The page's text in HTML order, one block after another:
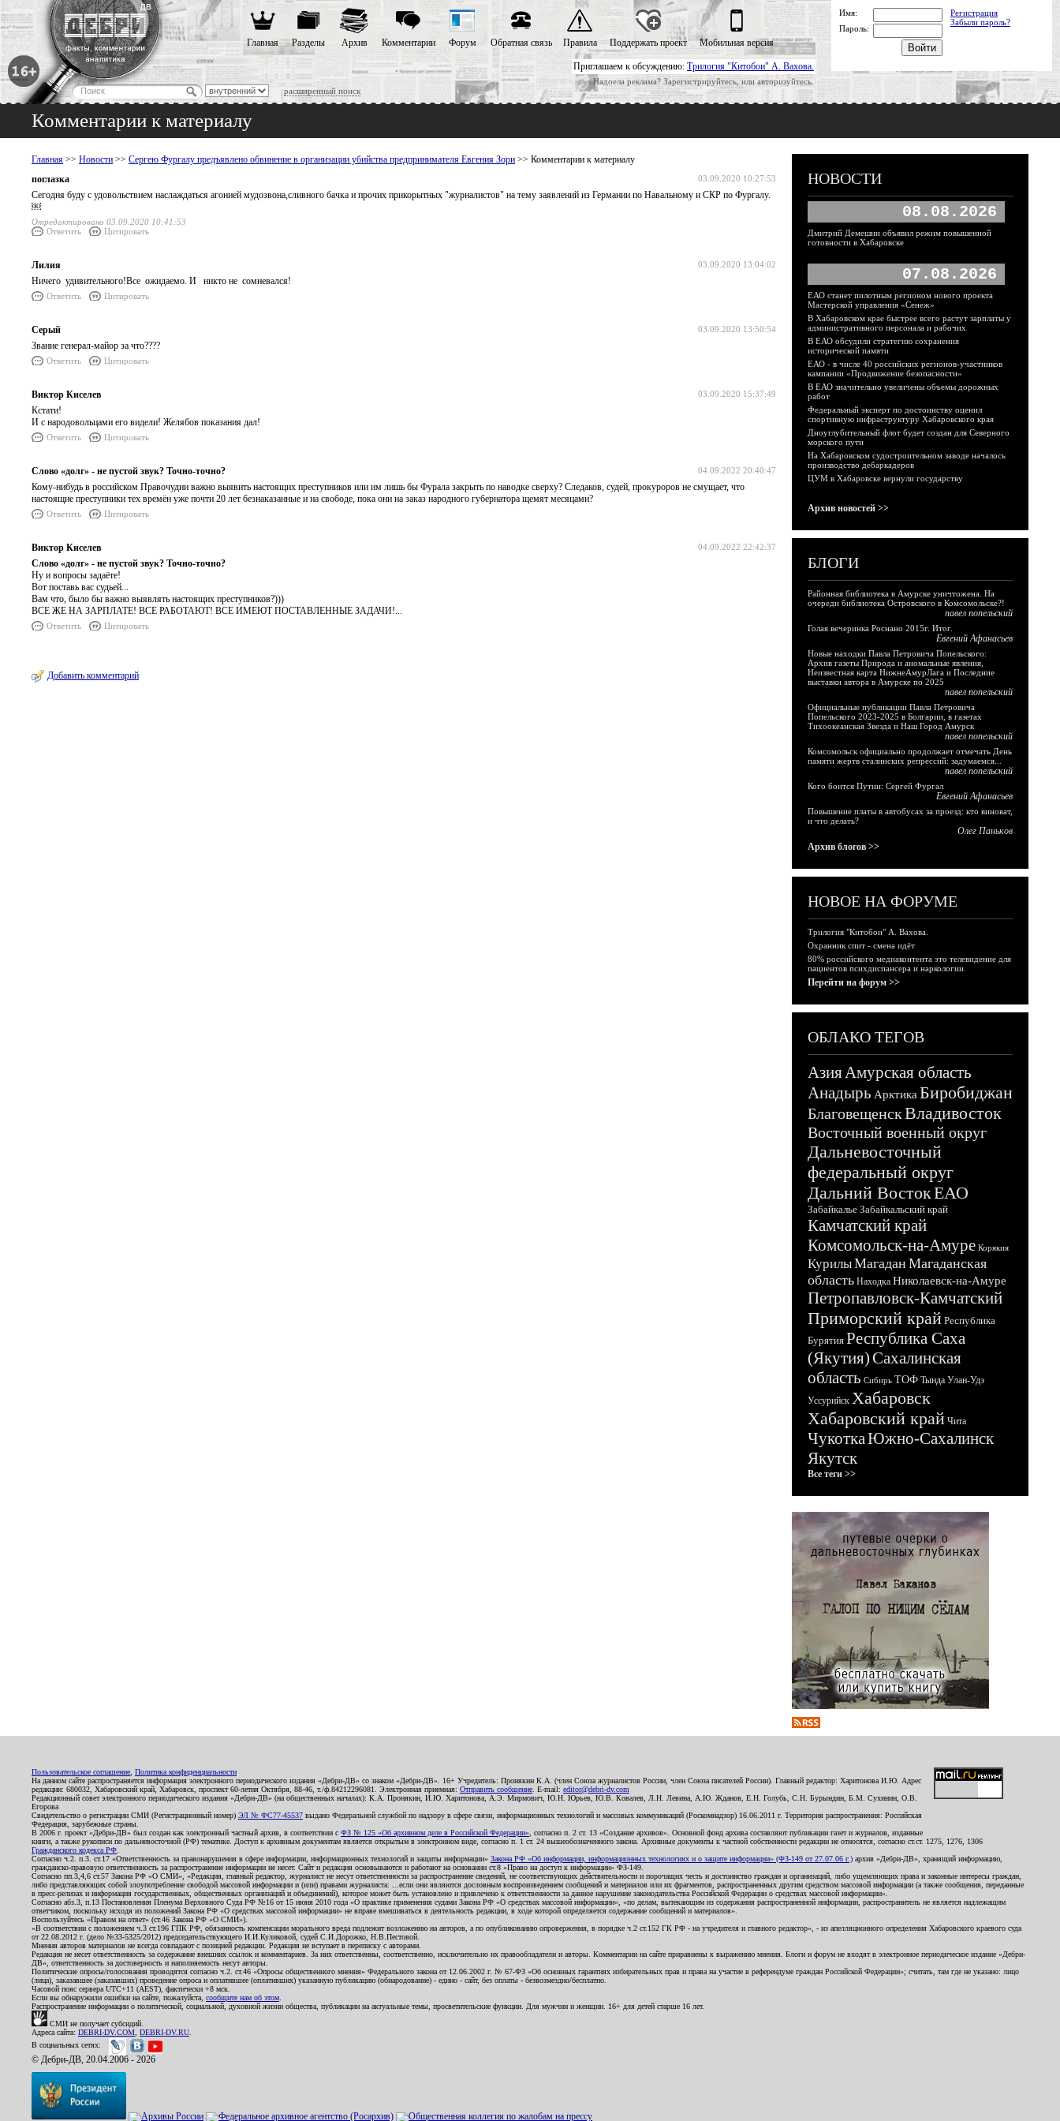
Приглашаем к обсуждению: Трилогия "Китобои" А. Вахова.
Надоела реклама? Зарегистрируйтесь, или авторизуйтесь.
расширенный поиск
Главная Разделы Архив Комментарии Форум Обратная связь Правила Поддержать проект Мобильная версия
Имя:
Регистрация
Забыли пароль?
Пароль:
Комментарии к материалу
Главная >> Новости >> Сергею Фургалу предъявлено обвинение в организации убийства предпринимателя Евгения Зори >> Комментарии к материалу
03.09.2020 10:27:53
поглазка
Сегодня буду с удовольствием наслаждаться агонией мудозвона,сливного бачка и прочих прикорытных "журналистов" на тему заявлений из Германии по Навальному и СКР по Фургалу.
￼
Отредактировано 03.09.2020 10:41:53
Ответить
Цитировать
03.09.2020 13:04:02
Лилия
Ничего удивительного!Все ожидаемо. И никто не сомневался!
Ответить Цитировать
03.09.2020 13:50:54
Серый
Звание генерал-майор за что????
Ответить Цитировать
03.09.2020 15:37:49
Виктор Киселев
Кстати!
И с народовольцами его видели! Желябов показания дал!
Ответить Цитировать
04.09.2022 20:40:47
Слово «долг» - не пустой звук? Точно-точно?
Кому-нибудь в российском Правочудии важно выявить настоящих преступников или им лишь бы Фурала закрыть по наводке сверху? Следаков, судей, прокуроров не смущает, что
настоящие преступники тех времён уже почти 20 лет безнаказанные и на свободе, пока они на заказ народного губернатора щемят месяцами?
Ответить Цитировать
04.09.2022 22:42:37
Виктор Киселев
Слово «долг» - не пустой звук? Точно-точно?
Ну и вопросы задаёте!
Вот поставь вас судьей...
Вам что, было бы важно выявлять настоящих преступников?)))
ВСЕ ЖЕ НА ЗАРПЛАТЕ! ВСЕ РАБОТАЮТ! ВСЕ ИМЕЮТ ПОСТАВЛЕННЫЕ ЗАДАЧИ!...
Ответить Цитировать
Добавить комментарий
НОВОСТИ
08.08.2026
Дмитрий Демешин объявил режим повышенной
готовности в Хабаровске
07.08.2026
ЕАО станет пилотным регионом нового проекта
Мастерской управления «Сенеж»
В Хабаровском крае быстрее всего растут зарплаты у
административного персонала и рабочих
В ЕАО обсудили стратегию сохранения
исторической памяти
ЕАО - в числе 40 российских регионов-участников
кампании «Продвижение безопасности»
В ЕАО значительно увеличены объемы дорожных
работ
Федеральный эксперт по достоинству оценил
спортивную инфраструктуру Хабаровского края
Дноуглубительный флот будет создан для Северного
морского пути
На Хабаровском судостроительном заводе началось
производство дебаркадеров
ЦУМ в Хабаровске вернули государству
Архив новостей >>
БЛОГИ
Районная библиотека в Амурске уничтожена. На
очереди библиотека Островского в Комсомольске?!
павел попельский
Голая вечеринка Роснано 2015г. Итог.
Евгений Афанасьев
Новые находки Павла Петровича Попельского:
Архив газеты Природа и аномальные явления,
Неизвестная карта НижнеАмурЛага и Последние
выставки автора в Амурске по 2025
павел попельский
Официальные публикации Павла Петровича
Попельского 2023-2025 в Болгарии, в газетах
Тихоокеанская Звезда и Наш Город Амурск
павел попельский
Комсомольск официально продолжает отмечать День
памяти жертв сталинских репрессий: задумаемся...
павел попельский
Кого боится Путин: Сергей Фургал
Евгений Афанасьев
Повышение платы в автобусах за проезд: кто виноват,
и что делать?
Олег Паньков
Архив блогов >>
НОВОЕ НА ФОРУМЕ
Трилогия "Китобои" А. Вахова.
Охранник спит - смена идёт
80% российского медиаконтента это телевидение для
пациентов психдиспансера и наркологии.
Перейти на форум >>
ОБЛАКО ТЕГОВ
АзияАмурская область
Анадырь Арктика Биробиджан
БлаговещенскВладивосток
Восточный военный округ
Дальневосточный
федеральный округ
Дальний ВостокЕАО
Забайкалье Забайкальский край
Камчатский край
Комсомольск-на-Амуре Корякия
КурилыМагадан Магаданская
область Находка Николаевск-на-Амуре
Петропавловск-Камчатский
Приморский край Республика
Бурятия Республика Саха
(Якутия)Сахалинская
область Сибирь ТОФ Тында Улан-Удэ
Уссурийск Хабаровск
Хабаровский край Чита
ЧукоткаЮжно-Сахалинск
Якутск
Все теги >>
Пользовательское соглашение Политика конфиденциальности
На данном сайте распространяется информация электронного периодического издания «Дебри-ДВ» со знаком «Дебри-ДВ». 16+ Учредитель: Пронякин К.А. (член Союза журналистов России, член Союза писателей России). Главный редактор: Харитонова И.Ю. Адрес
редакции: 680032, Хабаровский край, Хабаровск, проспект 60-летия Октября, 88-46, т./ф.84212296081. Электронная приемная: Отправить сообщение . E-mail: editor@debri-dv.com
Редакционный совет электронного периодического издания «Дебри-ДВ» (на общественных началах): К.А. Пронякин, И.Ю. Харитонова, А.Э. Мирмович, Ю.Н. Юрьев, Ю.В. Ковалев, Л.Н. Левина, А.Ю. Жданов, Е.Н. Голубь, С.Н. Бурындин, Б.М. Сухинин, О.В.
Егорова
Свидетельство о регистрации СМИ (Регистрационный номер) ЭЛ № ФС77-45537 выдано Федеральной службой по надзору в сфере связи, информационных технологий и массовых коммуникаций (Роскомнадзор) 16.06.2011 г. Территория распространения: Российская
Федерация, зарубежные страны.
В 2006 г. проект «Дебри-ДВ» был создан как электронный частный архив, в соответствии с ФЗ № 125 «Об архивном деле в Российской Федерации» , согласно п. 2 ст. 13 «Создание архивов». Основной фонд архива составляют публикации газет и журналов, изданные
книги, а также рукописи по дальневосточной (РФ) тематике. Доступ к архивным документам является открытым в электронном виде, согласно п. 1 ст. 24 вышеобозначенного закона. Архивные документы к частной собственности редакции не относятся, согласно ст.ст. 1275, 1276, 1306
Гражданского кодекса РФ
Согласно ч.2. п.3. ст.17 «Ответственность за правонарушения в сфере информации, информационных технологий и защиты информации» Закона РФ «Об информации, информационных технологиях и о защите информации» (ФЗ-149 от 27.07.06 г.) архив «Дебри-ДВ», хранящий информацию,
гражданско-правовую ответственность за распространение информации не несет. Сайт и редакция основываются и работают на основании ст.8 «Право на доступ к информации» ФЗ-149.
Согласно пп.3,4,6 ст.57 Закона РФ «О СМИ», «Редакция, главный редактор, журналист не несут ответственности за распространение сведений, не соответствующих действительности и порочащих честь и достоинство граждан и организаций, либо ущемляющих права и законные интересы граждан,
либо представляющих собой злоупотребление свободой массовой информации и (или) правами журналиста: ...если они являются дословным воспроизведением сообщений и материалов или их фрагментов, распространенных другим средством массовой информации (а также сообщения, переданные
в пресс-релизах и информация государственных, общественных организаций и объединений), которое может быть установлено и привлечено к ответственности за данное нарушение законодательства Российской Федерации о средствах массовой информации».
Согласно абз.3, п.13 Постановления Пленума Верховного Суда РФ №16 от 15 июня 2010 года «О практике применения судами Закона РФ «О средствах массовой информации», «по делам, вытекающим из содержания распространенной информации, распространитель не является надлежащим
ответчиком, поскольку исходя из положений Закона РФ «О средствах массовой информации» не вправе вмешиваться в деятельность редакции, в ходе которой определяется содержание сообщений и материалов».
Воспользуйтесь «Правом на ответ» (ст.46 Закона РФ «О СМИ»).
«В соответствии с положением ч.3 ст.196 ГПК РФ, обязанность компенсации морального вреда подлежит возложению на авторов, а по опубликованию опровержения, в порядке ч.2 ст.152 ГК РФ - на учредителя и главного редактор», - из апелляционного определения Хабаровского краевого суда
от 22.08.2012 г. (дело №33-5325/2012) председательствующего И.И.Куликовой, судей С.И.Дорожко, Н.В.Пестовой.
Мнения авторов материалов не всегда совпадают с позицией редакции. Редакция не вступает в переписку с авторами.
Редакция не несет ответственность за содержание внешних ссылок и комментариев. За них ответственны, соответственно, исключительно их правообладатели и авторы. Комментарии на сайте приравнены к выражению мнения. Блоги и форум не входят в электронное периодическое издание «Дебри-
ДВ», ответственность за достоверность и наполняемость несут авторы.
Политические опросы/голосования проводятся согласно ч.2. ст.46 «Опросы общественного мнения» Федерального закона от 12.06.2002 г. № 67-ФЗ «Об основных гарантиях избирательных прав и права на участие в референдуме граждан Российской Федерации»; считать, там где не указано: лицо
(лица), заказавшее (заказавших) проведение опроса и оплатившее (оплативших) указанную публикацию (обнародование) - едино - сайт, без оплаты - безвозмездно/бесплатно.
Часовой пояс сервера UTC+11 (AEST), фактически +8 мск.
Если вы обнаружили ошибки на сайте, пожалуйста, сообщите нам об этом
Распространение информации о политической, социальной, духовной жизни общества, публикации на актуальные темы, просветительские функции. Для мужчин и женщин. 16+ для детей старше 16 лет.
СМИ не получает субсидий.
Адреса сайта: DEBRI-DV.COM DEBRI-DV.RU
В социальных сетях:
© Дебри-ДВ, 20.04.2006 - 2026